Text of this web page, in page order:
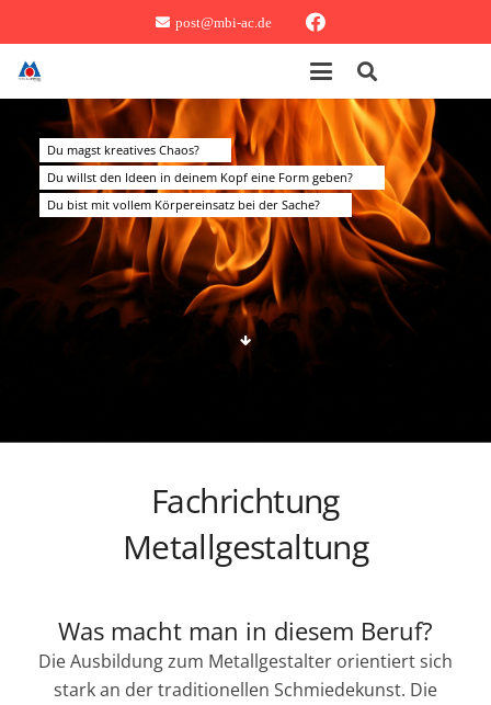
post@mbi-ac.de
Du willst den Ideen in deinem Kopf eine Form geben?
Du magst kreatives Chaos?
Du bist mit vollem Körpereinsatz bei der Sache?
Fachrichtung
Metallgestaltung
Was macht man in diesem Beruf?
Die Ausbildung zum Metallgestalter orientiert sich
stark an der traditionellen Schmiedekunst. Die